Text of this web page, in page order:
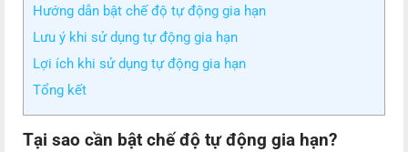
Hướng dẫn bật chế độ tự động gia hạn
Lưu ý khi sử dụng tự động gia hạn
Lợi ích khi sử dụng tự động gia hạn
Tổng kết
Tại sao cần bật chế độ tự động gia hạn?